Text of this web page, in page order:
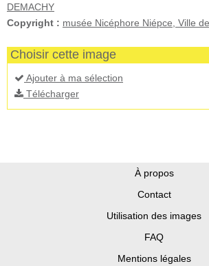
DEMACHY
Copyright : musée Nicéphore Niépce, Ville
Choisir cette image
Ajouter à ma sélection
Télécharger
À propos
Contact
Utilisation des images
FAQ
Mentions légales